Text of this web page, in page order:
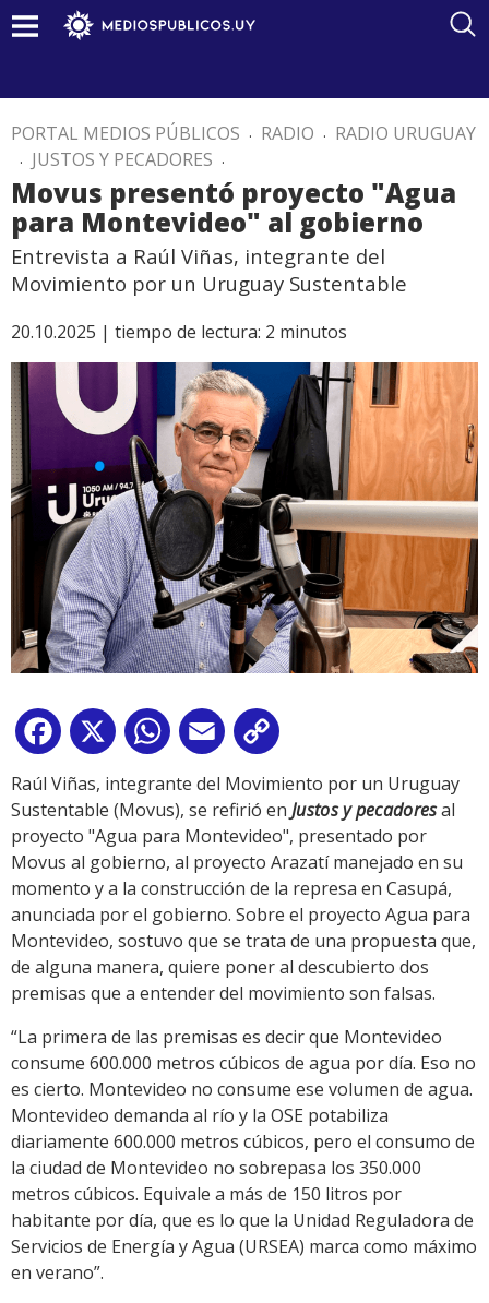
PORTAL MEDIOS PÚBLICOS . RADIO . RADIO URUGUAY
. JUSTOS Y PECADORES .
Movus presentó proyecto "Agua
para Montevideo" al gobierno
Entrevista a Raúl Viñas, integrante del
Movimiento por un Uruguay Sustentable
20.10.2025 | tiempo de lectura: 2 minutos
Facebook
X WhatsApp
Email
Link
Raúl Viñas, integrante del Movimiento por un Uruguay
Sustentable (Movus), se refirió en Justos y pecadoresal
proyecto "Agua para Montevideo", presentado por
Movus al gobierno, al proyecto Arazatí manejado en su
momento y a la construcción de la represa en Casupá,
anunciada por el gobierno. Sobre el proyecto Agua para
Montevideo, sostuvo que se trata de una propuesta que,
de alguna manera, quiere poner al descubierto dos
premisas que a entender del movimiento son falsas.
“La primera de las premisas es decir que Montevideo
consume 600.000 metros cúbicos de agua por día. Eso no
es cierto. Montevideo no consume ese volumen de agua.
Montevideo demanda al río y la OSE potabiliza
diariamente 600.000 metros cúbicos, pero el consumo de
la ciudad de Montevideo no sobrepasa los 350.000
metros cúbicos. Equivale a más de 150 litros por
habitante por día, que es lo que la Unidad Reguladora de
Servicios de Energía y Agua (URSEA) marca como máximo
en verano”.